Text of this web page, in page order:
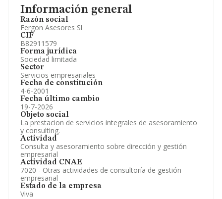
Información general
Razón social
Fergon Asesores Sl
CIF
B82911579
Forma jurídica
Sociedad limitada
Sector
Servicios empresariales
Fecha de constitución
4-6-2001
Fecha último cambio
19-7-2026
Objeto social
La prestacion de servicios integrales de asesoramiento
y consulting.
Actividad
Consulta y asesoramiento sobre dirección y gestión
empresarial
Actividad CNAE
7020 - Otras actividades de consultoría de gestión
empresarial
Estado de la empresa
Viva
Información oficial y registral complementaria.